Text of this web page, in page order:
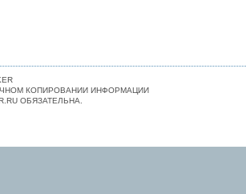
КОПИРОВАНИИ ИНФОРМАЦИИ
ОБЯЗАТЕЛЬНА.